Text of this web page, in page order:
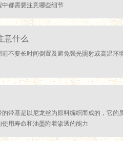
都需要注意哪些细节
意什么
前不要长时间倒置及避免强光照射或高温环
的带基是以尼龙丝为原料编织而成的，它的
用寿命和油墨附着渗透的能力